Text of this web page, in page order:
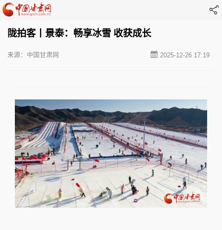
陇拍客丨景泰：畅享冰雪 收获成长
2025-12-26 17:19
来源：中国甘肃网